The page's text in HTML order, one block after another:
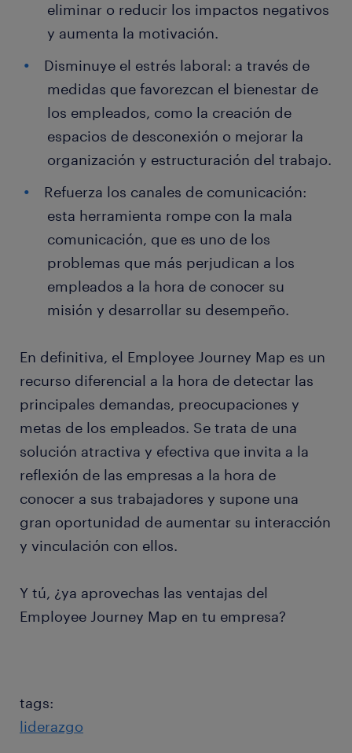
eliminar o reducir los impactos negativos
y aumenta la motivación.
Disminuye el estrés laboral: a través de
medidas que favorezcan el bienestar de
los empleados, como la creación de
espacios de desconexión o mejorar la
organización y estructuración del trabajo.
Refuerza los canales de comunicación:
esta herramienta rompe con la mala
comunicación, que es uno de los
problemas que más perjudican a los
empleados a la hora de conocer su
misión y desarrollar su desempeño.
En definitiva, el Employee Journey Map es un
recurso diferencial a la hora de detectar las
principales demandas, preocupaciones y
metas de los empleados. Se trata de una
solución atractiva y efectiva que invita a la
reflexión de las empresas a la hora de
conocer a sus trabajadores y supone una
gran oportunidad de aumentar su interacción
y vinculación con ellos.
Y tú, ¿ya aprovechas las ventajas del
Employee Journey Map en tu empresa?
tags:
liderazgo